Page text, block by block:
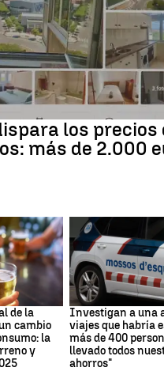
los precios
más de 2.000
de la
cambio
la
y
Estafa
Investigan a una
viajes que habría
más de 400
llevado todos
ahorros"